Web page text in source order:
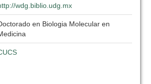
wdg.biblio.udg.mx
en Biologia Molecular en